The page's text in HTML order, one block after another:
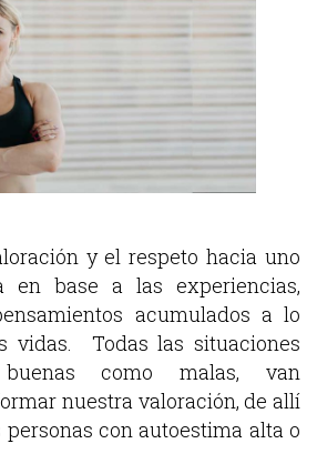
y el respeto hacia uno
en base a las experiencias,
acumulados a lo
vidas. Todas las situaciones
como malas, van
nuestra valoración, de allí
con autoestima alta o